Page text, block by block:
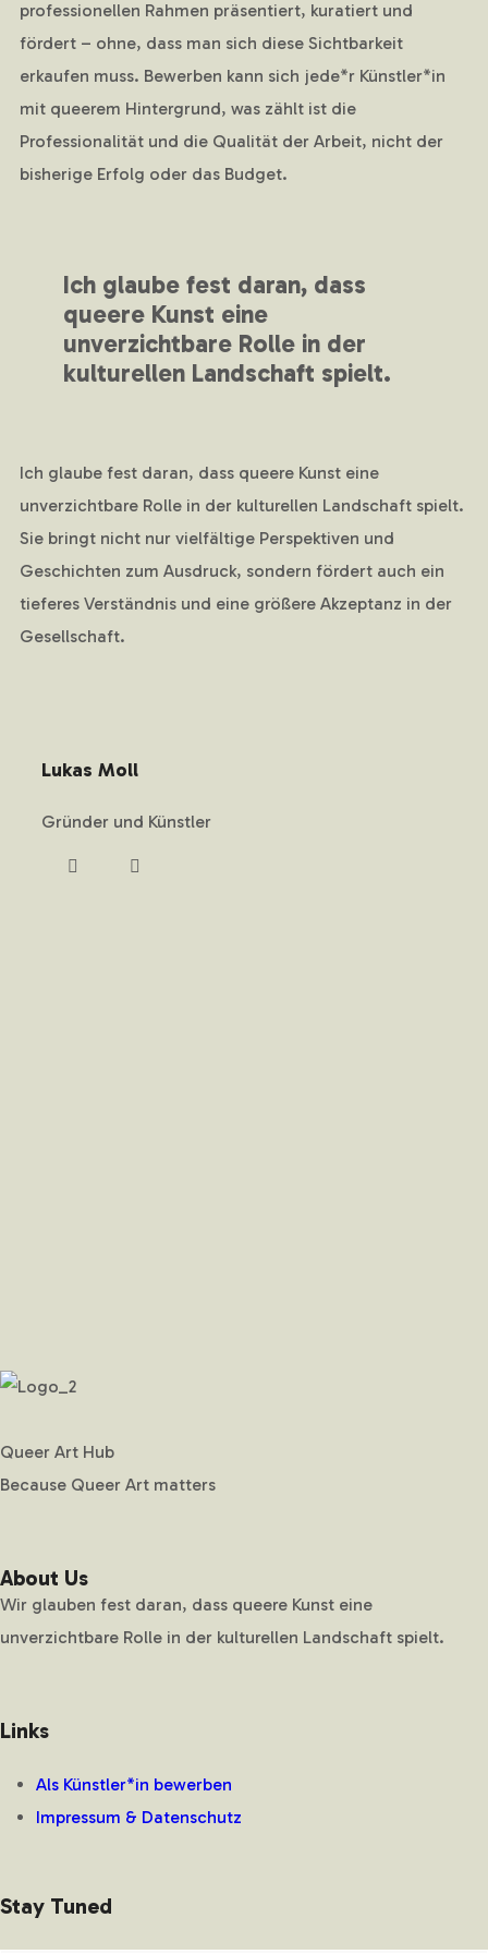
professionellen Rahmen präsentiert, kuratiert und
fördert – ohne, dass man sich diese Sichtbarkeit
erkaufen muss. Bewerben kann sich jede*r Künstler*in
mit queerem Hintergrund, was zählt ist die
Professionalität und die Qualität der Arbeit, nicht der
bisherige Erfolg oder das Budget.
Ich glaube fest daran, dass
queere Kunst eine
unverzichtbare Rolle in der
kulturellen Landschaft spielt.
Ich glaube fest daran, dass queere Kunst eine
unverzichtbare Rolle in der kulturellen Landschaft spielt.
Sie bringt nicht nur vielfältige Perspektiven und
Geschichten zum Ausdruck, sondern fördert auch ein
tieferes Verständnis und eine größere Akzeptanz in der
Gesellschaft.
Lukas Moll
Gründer und Künstler
Queer Art Hub
Because Queer Art matters
About Us
Wir glauben fest daran, dass queere Kunst eine
unverzichtbare Rolle in der kulturellen Landschaft spielt.
Links
Als Künstler*in bewerben
Impressum & Datenschutz
Stay Tuned